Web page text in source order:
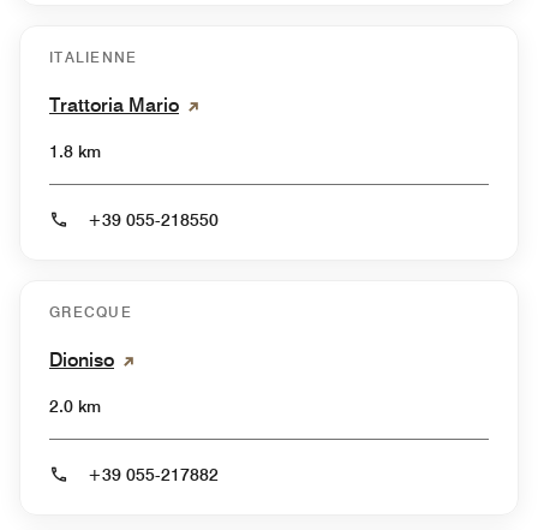
ITALIENNE
Trattoria Mario
1.8 km
+39 055-218550
GRECQUE
Dioniso
2.0 km
+39 055-217882